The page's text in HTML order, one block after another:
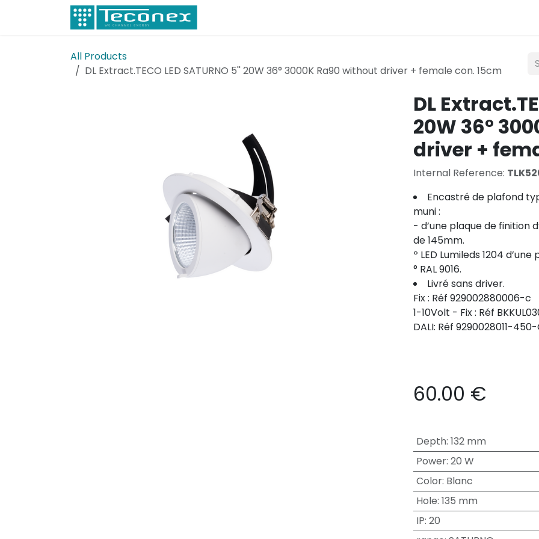
Skip to Content
All Products
DL Extract.TECO LED SATURNO 5'' 20W 36° 3000K Ra90 without driver + female con. 15cm
DL
20W 36°
driver +
Internal Reference:
Encastré de plafond
muni :
- d’une plaque de finition
de 145mm.
º LED Lumileds 1204
° RAL 9016.
Livré sans driver.
Fix : Réf 929002880006-c
1-10Volt - Fix : Réf
DALI: Réf 9290028011-
60.00 €
Depth: 132 mm
Power: 20 W
Color: Blanc
Hole: 135 mm
IP: 20